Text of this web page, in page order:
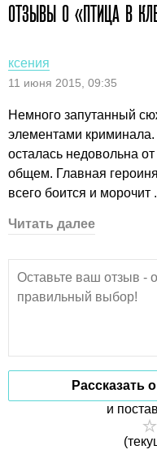
ОТЗЫВЫ О «ПТИЦА В
ксения
11 июня 2015, 09:35
Немного запутанный
элементами
осталась недовольна
общем. Главная
всего боится и морочит
Читать далее
Рассказать
и